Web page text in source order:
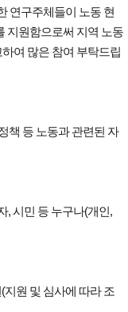
연구주체들이 노동 현
지원함으로써 지역 노동
여 많은 참여 부탁드립
책 등 노동과 관련된 자
, 시민 등 누구나(개인,
지원 및 심사에 따라 조